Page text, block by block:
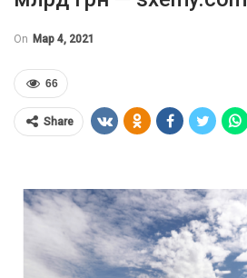
On Мар 4, 2021
66
Share